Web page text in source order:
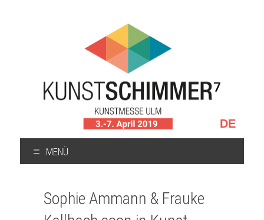
Sprache
auswählen
MENÜ
SPRINGEN
Sophie Ammann & Frauke